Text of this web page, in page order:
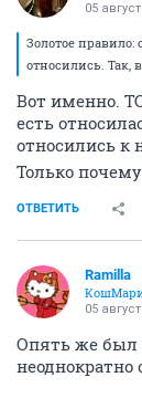
05
Золотое правило:
относились. Так,
Вот именно.
есть
относились к
Только
ОТВЕТИТЬ
Ramilla
05
Опять же был